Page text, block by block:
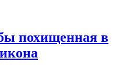
похищенная в